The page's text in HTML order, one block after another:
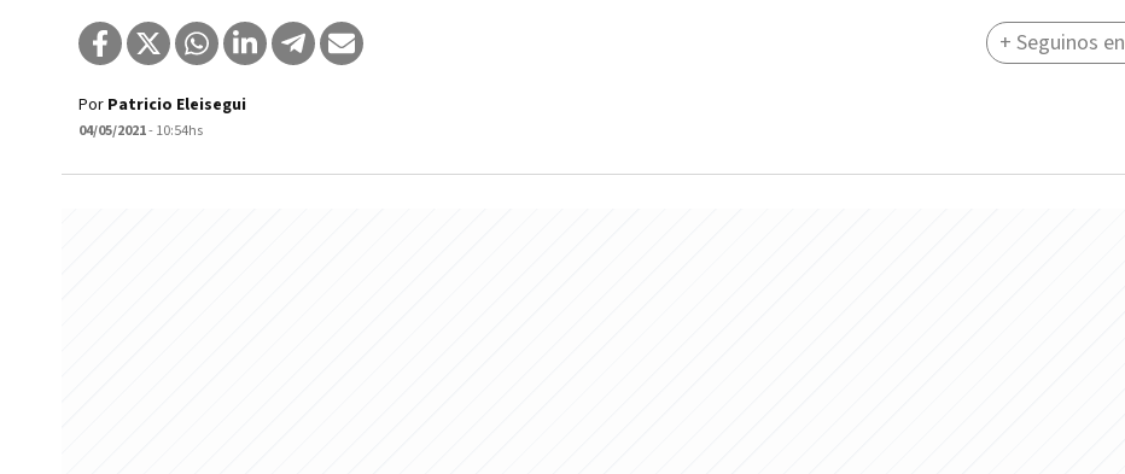
Por Patricio Eleisegui
04/05/2021- 10:54hs
+ Seguinos en